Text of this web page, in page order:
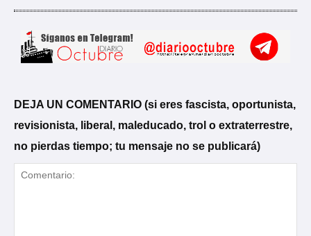
DEJA UN COMENTARIO (si eres fascista, oportunista,
revisionista, liberal, maleducado, trol o extraterrestre,
no pierdas tiempo; tu mensaje no se publicará)